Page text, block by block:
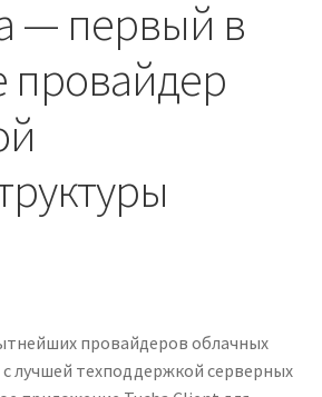
— первый в
провайдер
провайдеров облачных
лучшей техподдержкой серверных